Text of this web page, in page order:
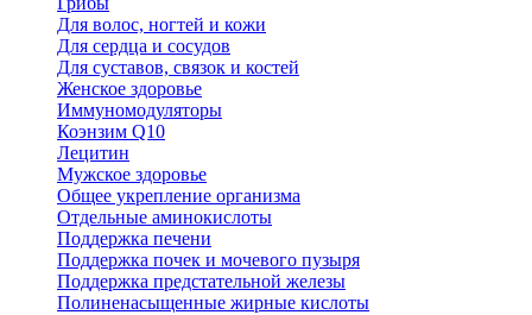
Для волос, ногтей и кожи
Для сердца и сосудов
Для суставов, связок и костей
Женское здоровье
Иммуномодуляторы
Коэнзим Q10
Лецитин
Мужское здоровье
Общее укрепление организма
Отдельные аминокислоты
Поддержка печени
Поддержка почек и мочевого пузыря
Поддержка предстательной железы
Полиненасыщенные жирные кислоты